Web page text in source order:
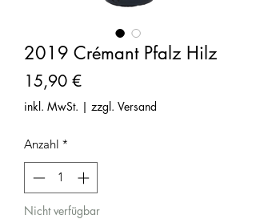
2019 Crémant Pfalz Hilz
15,90 €Preis
inkl. MwSt. | zzgl. Versand
Anzahl *
Nicht verfügbar